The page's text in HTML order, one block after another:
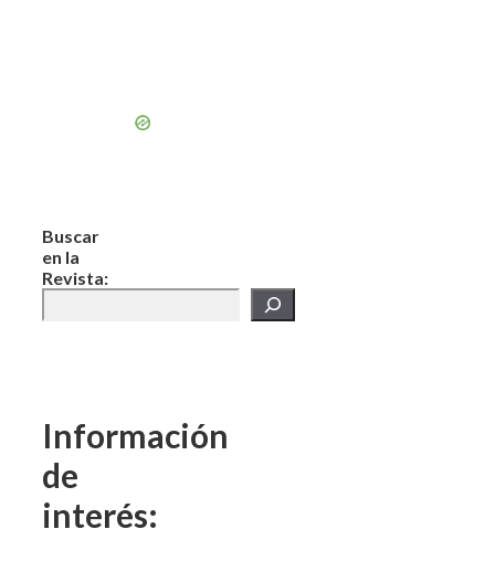
Buscar
en la
Revista:
Información
de
interés: